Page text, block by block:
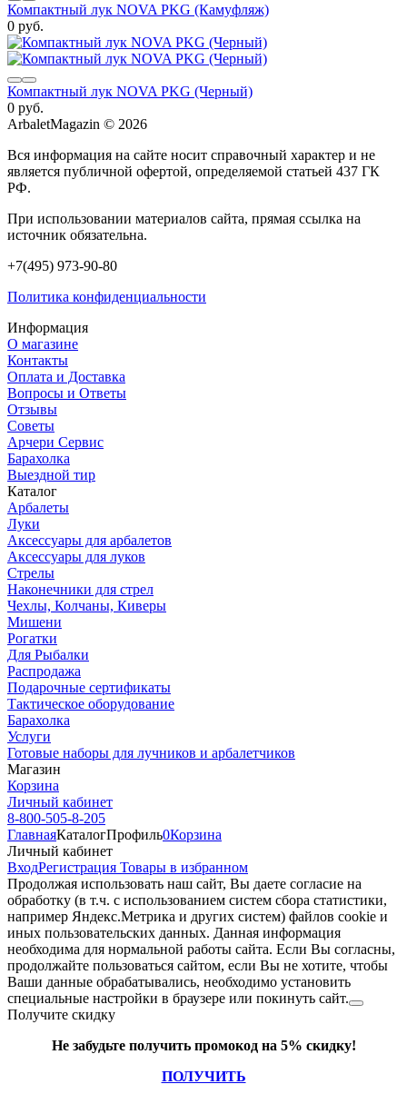
Компактный лук NOVA PKG (Камуфляж)
0 руб.
Компактный лук NOVA PKG (Черный)
0 руб.
ArbaletMagazin © 2026
Вся информация на сайте носит справочный характер и не
является публичной офертой, определяемой статьей 437 ГК
РФ.
При использовании материалов сайта, прямая ссылка на
источник обязательна.
+7(495) 973-90-80
Политика конфиденциальности
Информация
О магазине
Контакты
Оплата и Доставка
Вопросы и Ответы
Отзывы
Советы
Арчери Сервис
Барахолка
Выездной тир
Каталог
Арбалеты
Луки
Аксессуары для арбалетов
Аксессуары для луков
Стрелы
Наконечники для стрел
Чехлы, Колчаны, Киверы
Мишени
Рогатки
Для Рыбалки
Распродажа
Подарочные сертификаты
Тактическое оборудование
Барахолка
Услуги
Готовые наборы для лучников и арбалетчиков
Магазин
Корзина
Личный кабинет
8-800-505-8-205
ГлавнаяКаталогПрофиль0Корзина
Личный кабинет
ВходРегистрация Товары в избранном
Продолжая использовать наш cайт, Вы даете согласие на
обработку (в т.ч. с использованием систем сбора статистики,
например Яндекс.Метрика и других систем) файлов cookie и
иных пользовательских данных. Данная информация
необходима для нормальной работы сайта. Если Вы согласны,
продолжайте пользоваться сайтом, если Вы не хотите, чтобы
Ваши данные обрабатывались, необходимо установить
специальные настройки в браузере или покинуть сайт.
Получите скидку
Не забудьте получить промокод на 5% скидку!
ПОЛУЧИТЬ